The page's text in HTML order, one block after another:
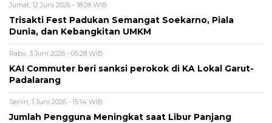
Jumat, 12 Juni 2026 - 18:28 WIB
Trisakti Fest Padukan Semangat Soekarno, Piala
Dunia, dan Kebangkitan UMKM
Rabu, 3 Juni 2026 - 05:28 WIB
KAI Commuter beri sanksi perokok di KA Lokal Garut-
Padalarang
Senin, 1 Juni 2026 - 15:14 WIB
Jumlah Pengguna Meningkat saat Libur Panjang